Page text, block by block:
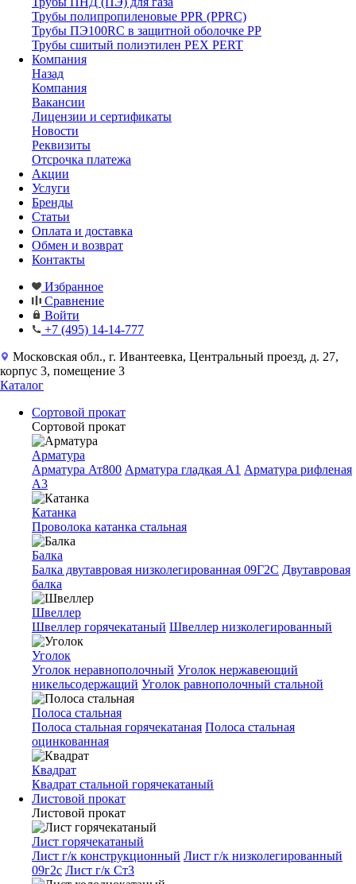
Трубы полипропиленовые PPR (PPRC)
Трубы ПЭ100RC в защитной оболочке PP
Трубы сшитый полиэтилен PEX PERT
Компания
Назад
Компания
Вакансии
Лицензии и сертификаты
Новости
Реквизиты
Отсрочка платежа
Акции
Услуги
Бренды
Статьи
Оплата и доставка
Обмен и возврат
Контакты
Избранное
Сравнение
Войти
+7 (495) 14-14-777
Московская обл., г. Ивантеевка, Центральный проезд, д. 27,
корпус 3, помещение 3
Каталог
Сортовой прокат
Сортовой прокат
Арматура
Арматура Ат800 Арматура гладкая A1 Арматура рифленая
A3
Катанка
Проволока катанка стальная
Балка
Балка двутавровая низколегированная 09Г2С Двутавровая
балка
Швеллер
Швеллер горячекатаный Швеллер низколегированный
Уголок
Уголок неравнополочный Уголок нержавеющий
никельсодержащий Уголок равнополочный стальной
Полоса стальная
Полоса стальная горячекатаная Полоса стальная
оцинкованная
Квадрат
Квадрат стальной горячекатаный
Листовой прокат
Листовой прокат
Лист горячекатаный
Лист г/к конструкционный Лист г/к низколегированный
09г2с Лист г/к Ст3